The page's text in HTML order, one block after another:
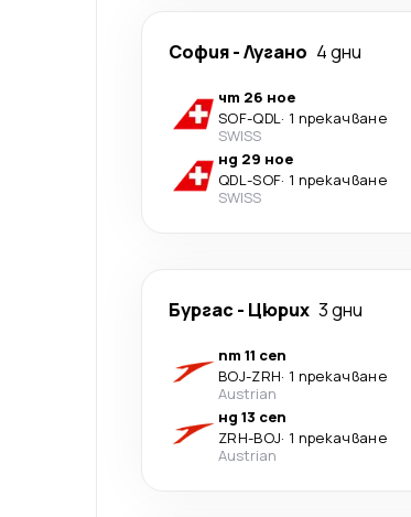
София-Лугано 4 дни
чт 26 ное
SOF-QDL· 1 прекачване
SWISS
нд 29 ное
QDL-SOF· 1 прекачване
SWISS
Бургас - Цюрих 3 дни
пт 11 сеп
BOJ-ZRH· 1 прекачване
Austrian
нд 13 сеп
ZRH-BOJ· 1 прекачване
Austrian